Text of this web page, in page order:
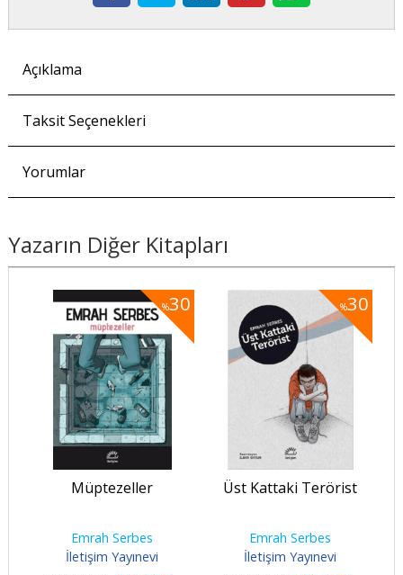
Açıklama
Taksit Seçenekleri
Yorumlar
Yazarın Diğer Kitapları
%30
Müptezeller
Emrah Serbes
İletişim Yayınevi
%30
Üst Kattaki Terörist
Emrah Serbes
İletişim Yayınevi